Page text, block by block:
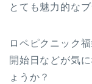
とても魅力的なブ
ロペピクニック
開始日などが気
ょうか？